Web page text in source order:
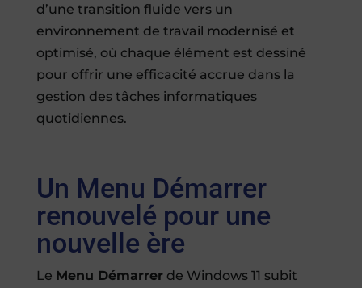
d’une transition fluide vers un
environnement de travail modernisé et
optimisé, où chaque élément est dessiné
pour offrir une efficacité accrue dans la
gestion des tâches informatiques
quotidiennes.
Un Menu Démarrer
renouvelé pour une
nouvelle ère
Le Menu Démarrerde Windows 11 subit